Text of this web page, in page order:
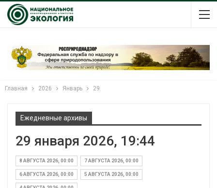
Главная 2026 Январь 29
Ежедневные архивы
29 января 2026, 19:44
8 АВГУСТА 2026, 00:00 7 АВГУСТА 2026, 00:00
6 АВГУСТА 2026, 00:00 5 АВГУСТА 2026, 00:00